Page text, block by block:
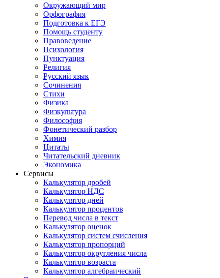
Окружающий мир
Орфография
Подготовка к ЕГЭ
Помощь студенту
Правоведение
Психология
Пунктуация
Религия
Русский язык
Сочинения
Стихи
Физика
Физкультура
Философия
Фонетический разбор
Химия
Цитаты
Читательский дневник
Экономика
Сервисы
Калькулятор дробей
Калькулятор НДС
Калькулятор дней
Калькулятор процентов
Перевод числа в текст
Калькулятор оценок
Калькулятор систем счисления
Калькулятор пропорций
Калькулятор округления числа
Калькулятор возраста
Калькулятор алгебраический